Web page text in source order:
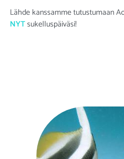
Lähde kanssamme tutustumaan
NYTsukelluspäiväsi!